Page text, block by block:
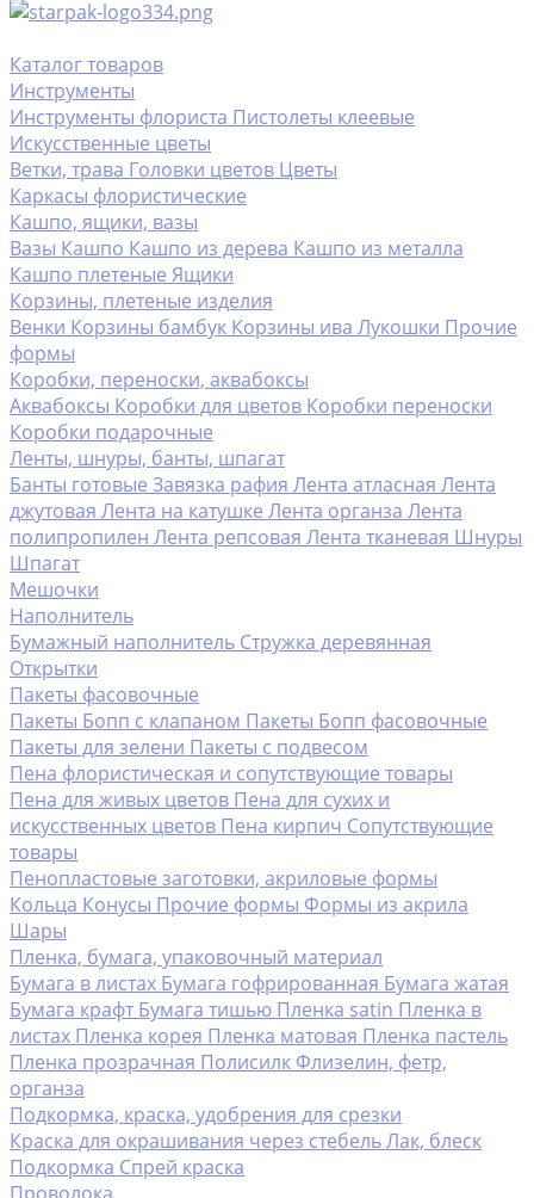
Каталог товаров
Инструменты
Инструменты флориста Пистолеты клеевые
Искусственные цветы
Ветки, трава Головки цветов Цветы
Каркасы флористические
Кашпо, ящики, вазы
Вазы Кашпо Кашпо из дерева Кашпо из металла
Кашпо плетеные Ящики
Корзины, плетеные изделия
Венки Корзины бамбук Корзины ива Лукошки Прочие
формы
Коробки, переноски, аквабоксы
Аквабоксы Коробки для цветов Коробки переноски
Коробки подарочные
Ленты, шнуры, банты, шпагат
Банты готовые Завязка рафия Лента атласная Лента
джутовая Лента на катушке Лента органза Лента
полипропилен Лента репсовая Лента тканевая Шнуры
Шпагат
Мешочки
Наполнитель
Бумажный наполнитель Стружка деревянная
Открытки
Пакеты фасовочные
Пакеты Бопп с клапаном Пакеты Бопп фасовочные
Пакеты для зелени Пакеты с подвесом
Пена флористическая и сопутствующие товары
Пена для живых цветов Пена для сухих и
искусственных цветов Пена кирпич Сопутствующие
товары
Пенопластовые заготовки, акриловые формы
Кольца Конусы Прочие формы Формы из акрила
Шары
Пленка, бумага, упаковочный материал
Бумага в листах Бумага гофрированная Бумага жатая
Бумага крафт Бумага тишью Пленка satin Пленка в
листах Пленка корея Пленка матовая Пленка пастель
Пленка прозрачная Полисилк Флизелин, фетр,
органза
Подкормка, краска, удобрения для срезки
Краска для окрашивания через стебельЛак, блеск
Подкормка Спрей краска